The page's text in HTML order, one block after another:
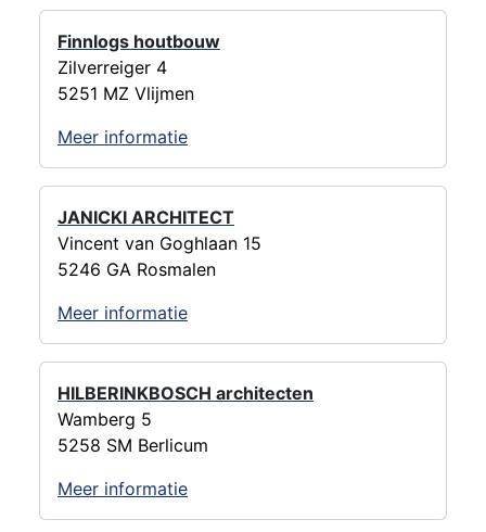
Finnlogs houtbouw
Zilverreiger 4
5251 MZ Vlijmen
Meer informatie
JANICKI ARCHITECT
Vincent van Goghlaan 15
5246 GA Rosmalen
Meer informatie
HILBERINKBOSCH architecten
Wamberg 5
5258 SM Berlicum
Meer informatie